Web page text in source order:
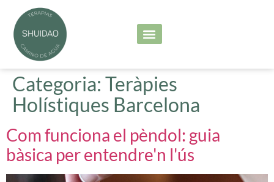
Categoria: Teràpies
Holístiques Barcelona
Com funciona el pèndol: guia
bàsica per entendre'n l'ús